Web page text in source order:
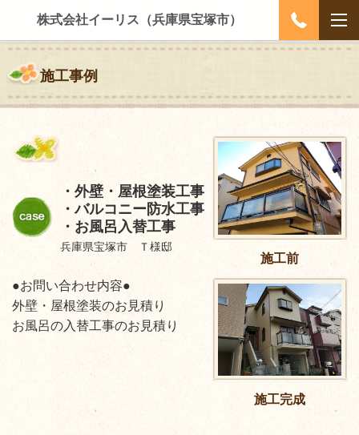
株式会社イーリス（兵庫県宝塚市）
施工事例
施工前
・外壁・屋根塗装工事
・バルコニー防水工事
・お風呂入替工事
兵庫県宝塚市 Ｔ様邸
施工完成
●お問い合わせ内容●
外壁・屋根塗装のお見積り
お風呂の入替工事のお見積り